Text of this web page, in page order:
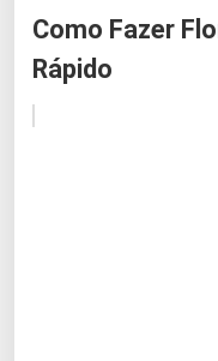
Como Fazer
Rápido